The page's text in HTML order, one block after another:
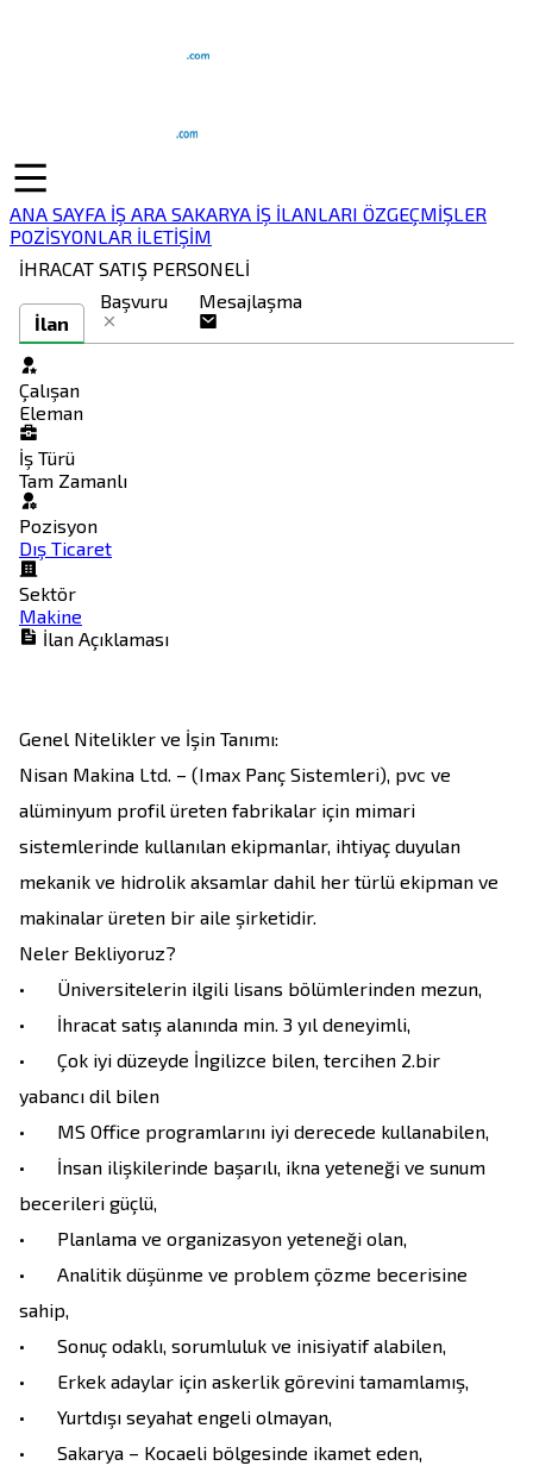
ANA SAYFA İŞ ARA SAKARYA İŞ İLANLARI ÖZGEÇMİŞLER
POZİSYONLAR İLETİŞİM
İHRACAT SATIŞ PERSONELİ
İlan
Başvuru Mesajlaşma
Çalışan
Eleman
İş Türü
Tam Zamanlı
Pozisyon
Dış Ticaret
Sektör
Makine
İlan Açıklaması
Genel Nitelikler ve İşin Tanımı:
Nisan Makina Ltd. – (Imax Panç Sistemleri), pvc ve
alüminyum profil üreten fabrikalar için mimari
sistemlerinde kullanılan ekipmanlar, ihtiyaç duyulan
mekanik ve hidrolik aksamlar dahil her türlü ekipman ve
makinalar üreten bir aile şirketidir.
Neler Bekliyoruz?
•	Üniversitelerin ilgili lisans bölümlerinden mezun,
•	İhracat satış alanında min. 3 yıl deneyimli,
•	Çok iyi düzeyde İngilizce bilen, tercihen 2.bir
yabancı dil bilen
•	MS Office programlarını iyi derecede kullanabilen,
•	İnsan ilişkilerinde başarılı, ikna yeteneği ve sunum
becerileri güçlü,
•	Planlama ve organizasyon yeteneği olan,
•	Analitik düşünme ve problem çözme becerisine
sahip,
•	Sonuç odaklı, sorumluluk ve inisiyatif alabilen,
•	Erkek adaylar için askerlik görevini tamamlamış,
•	Yurtdışı seyahat engeli olmayan,
•	Sakarya – Kocaeli bölgesinde ikamet eden,